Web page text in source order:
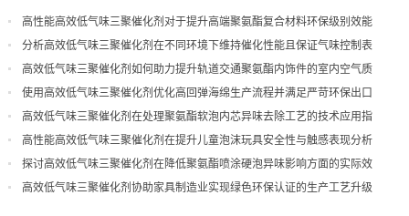
高性能高效低气味三聚催化剂对于提升高端聚氨酯复合材料环保级别效能
分析高效低气味三聚催化剂在不同环境下维持催化性能且保证气味控制表
现
高效低气味三聚催化剂如何助力提升轨道交通聚氨酯内饰件的室内空气质
量
使用高效低气味三聚催化剂优化高回弹海绵生产流程并满足严苛环保出口
高效低气味三聚催化剂在处理聚氨酯软泡内芯异味去除工艺的技术应用指
导
高性能高效低气味三聚催化剂在提升儿童泡沫玩具安全性与触感表现分析
探讨高效低气味三聚催化剂在降低聚氨酯喷涂硬泡异味影响方面的实际效
果
高效低气味三聚催化剂协助家具制造业实现绿色环保认证的生产工艺升级